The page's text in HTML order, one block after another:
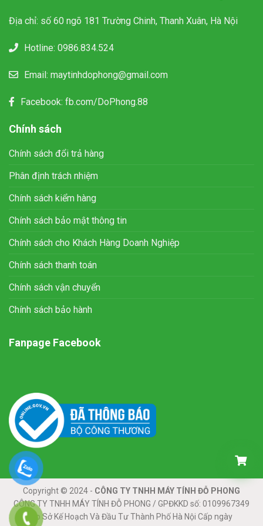
Địa chỉ: số 60 ngõ 181 Trường Chinh, Thanh Xuân, Hà Nội
Hotline: 0986.834.524
Email: maytinhdophong@gmail.com
Facebook: fb.com/DoPhong.88
Chính sách
Chính sách đổi trả hàng
Phân định trách nhiệm
Chính sách kiểm hàng
Chính sách bảo mật thông tin
Chính sách cho Khách Hàng Doanh Nghiệp
Chính sách thanh toán
Chính sách vận chuyển
Chính sách bảo hành
Fanpage Facebook
Copyright © 2024 - CÔNG TY TNHH MÁY TÍNH ĐỖ PHONG
CÔNG TY TNHH MÁY TÍNH ĐỖ PHONG / GPĐKKD số: 0109967349
Do Sở Kế Hoạch Và Đầu Tư Thành Phố Hà Nội Cấp ngày